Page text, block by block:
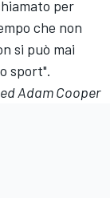
per
che non
si può mai
sport".
Adam Cooper